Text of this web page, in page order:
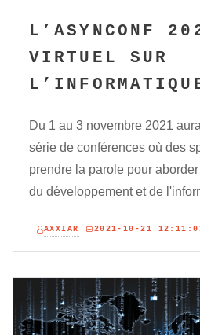
L’ASYNCONF
VIRTUEL SUR
Du 1 au 3 novembre 2021
série de conférences où des
prendre la parole pour
du développement et de
AXXIAR 2021-10-21